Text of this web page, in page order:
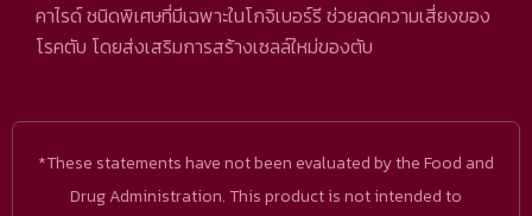
คาไรด์ ชนิดพิเศษที่มีเฉพาะในโกจิเบอร์รี ช่วยลดความเสี่ยงของ
โรคตับ โดยส่งเสริมการสร้างเซลล์ใหม่ของตับ
*These statements have not been evaluated by the Food and
Drug Administration. This product is not intended to